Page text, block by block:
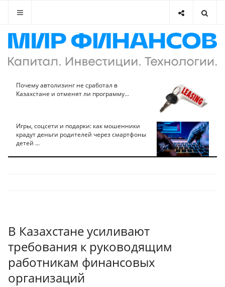
Почему автолизинг не сработал в
Казахстане и отменят ли программу...
Игры, соцсети и подарки: как мошенники
крадут деньги родителей через смартфоны
детей ...
В Казахстане усиливают
требования к руководящим
работникам финансовых
организаций